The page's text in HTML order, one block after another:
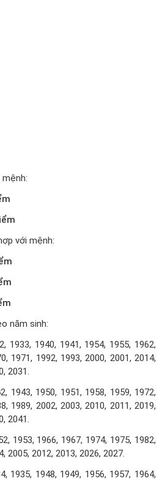
với mệnh:
năm sinh:
1933, 1940, 1941, 1954, 1955, 1962,
1971, 1992, 1993, 2000, 2001, 2014,
2031.
1943, 1950, 1951, 1958, 1959, 1972,
1989, 2002, 2003, 2010, 2011, 2019,
2041.
1953, 1966, 1967, 1974, 1975, 1982,
2005, 2012, 2013, 2026, 2027.
1935, 1948, 1949, 1956, 1957, 1964,